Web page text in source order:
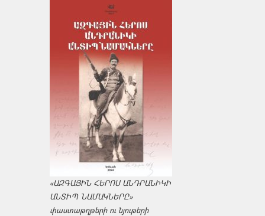
«ԱԶԳԱՅԻՆ ՀԵՐՈՍ ԱՆԴՐԱՆԻԿԻ
ԱՆՏԻՊ ՆԱՄԱԿՆԵՐԸ»
փաստաթղթերի ու նյութերի